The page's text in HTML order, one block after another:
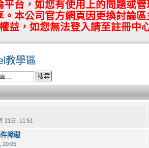
平台，如您有使用上的問題或
。本公司官方網頁因更換討論
益，如您無法登入請至註冊中
教學區
21日, 11:51
障礙
20:05